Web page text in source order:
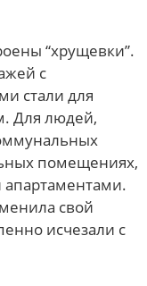
“хрущевки”.
с
стали для
Для людей,
помещениях,
свой
исчезали с